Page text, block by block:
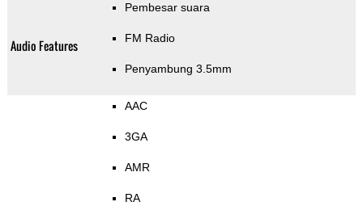
Audio Features
Pembesar suara
FM Radio
Penyambung 3.5mm
AAC
3GA
AMR
RA